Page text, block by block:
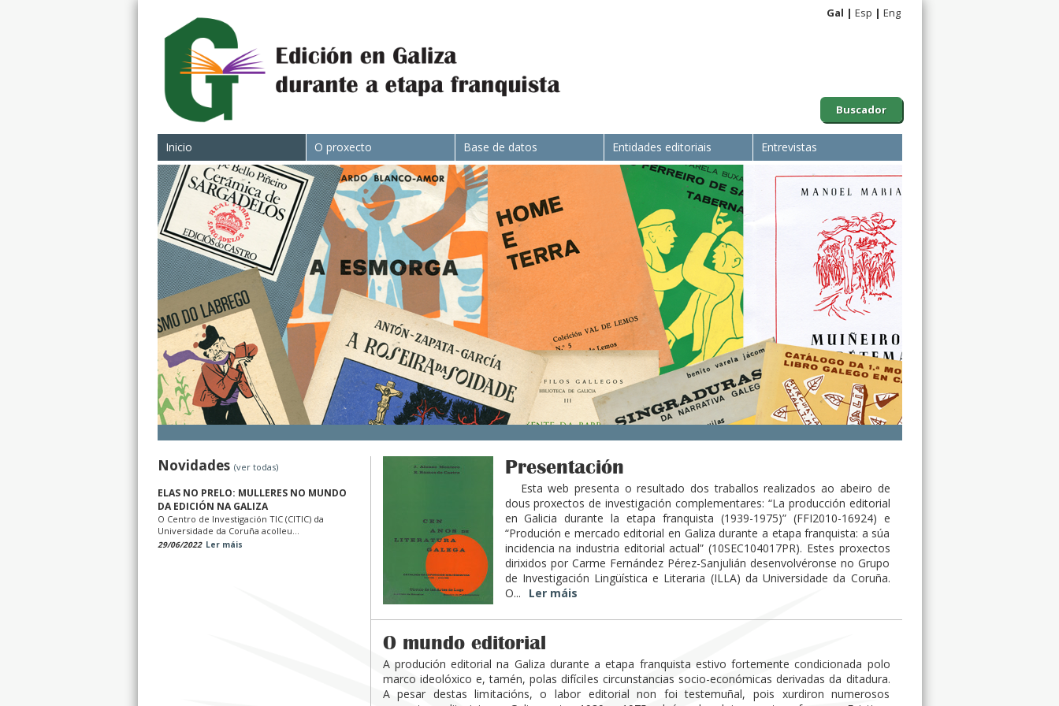
Buscador
Gal Esp Eng
Inicio O proxecto Base de datos Entidades editoriais Entrevistas
Novidades (ver todas)
ELAS NO PRELO: MULLERES NO MUNDO
DA EDICIÓN NA GALIZA
O Centro de Investigación TIC (CITIC) da
Universidade da Coruña acolleu...
29/06/2022 Ler máis
Presentación
Esta web presenta o resultado dos traballos realizados ao abeiro de
dous proxectos de investigación complementares: “La producción editorial
en Galicia durante la etapa franquista (1939-1975)” (FFI2010-16924) e
“Produción e mercado editorial en Galiza durante a etapa franquista: a súa
incidencia na industria editorial actual” (10SEC104017PR). Estes proxectos
dirixidos por Carme Fernández Pérez-Sanjulián desenvolvéronse no Grupo
de Investigación Lingüística e Literaria (ILLA) da Universidade da Coruña.
O...
Ler máis
O mundo editorial
A produción editorial na Galiza durante a etapa franquista estivo fortemente condicionada polo
marco ideolóxico e, tamén, polas difíciles circunstancias socio-económicas derivadas da ditadura.
A pesar destas limitacións, o labor editorial non foi testemuñal, pois xurdiron numerosos